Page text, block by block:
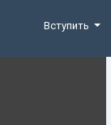
Вступить